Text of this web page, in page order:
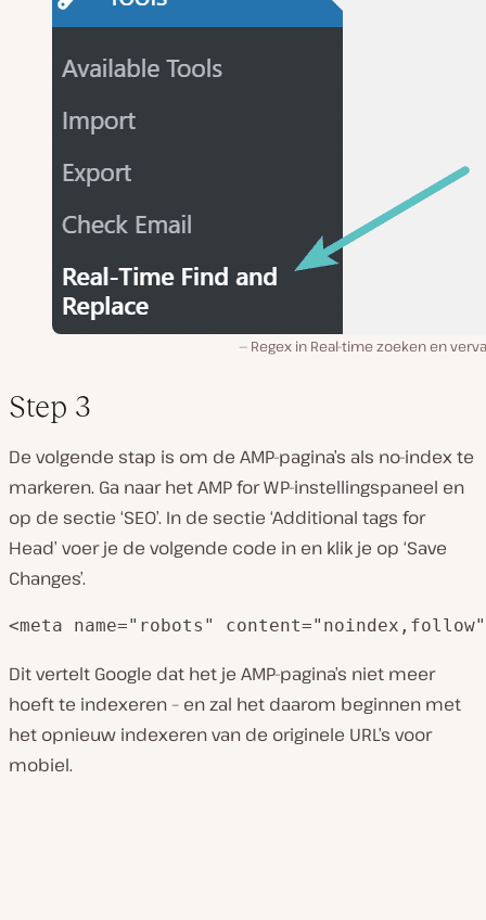
Regex in Real-time zoeken en
Step 3
De volgende stap is om de AMP-pagina’s als no-index te
markeren. Ga naar het AMP for WP-instellingspaneel en
op de sectie ‘SEO’. In de sectie ‘Additional tags for
Head’ voer je de volgende code in en klik je op ‘Save
Changes’.
<meta name="robots"
Dit vertelt Google dat het je AMP-pagina’s niet meer
hoeft te indexeren – en zal het daarom beginnen met
het opnieuw indexeren van de originele URL’s voor
mobiel.